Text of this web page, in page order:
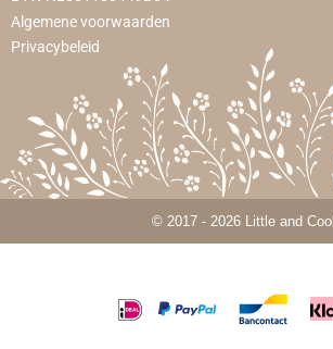
Algemene voorwaarden
Privacybeleid
© 2017 - 2026 Little and Cool